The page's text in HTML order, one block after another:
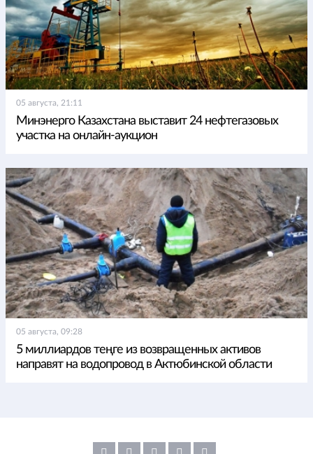
05 августа, 21:11
Минэнерго Казахстана выставит 24 нефтегазовых
участка на онлайн-аукцион
05 августа, 09:28
5 миллиардов теңге из возвращенных активов
направят на водопровод в Актюбинской области